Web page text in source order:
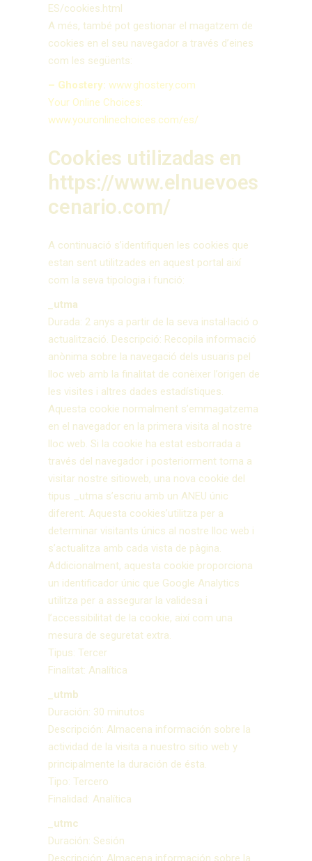
ES/cookies.html
A més, també pot gestionar el magatzem de
cookies en el seu navegador a través d’eines
com les següents:
– Ghostery: www.ghostery.com
Your Online Choices:
www.youronlinechoices.com/es/
Cookies utilizadas en
https://www.elnuevoes
cenario.com/
A continuació s’identifiquen les cookies que
estan sent utilitzades en aquest portal així
com la seva tipologia i funció:
_utma
Durada: 2 anys a partir de la seva instal·lació o
actualització. Descripció: Recopila informació
anònima sobre la navegació dels usuaris pel
lloc web amb la finalitat de conèixer l’origen de
les visites i altres dades estadístiques.
Aquesta cookie normalment s’emmagatzema
en el navegador en la primera visita al nostre
lloc web. Si la cookie ha estat esborrada a
través del navegador i posteriorment torna a
visitar nostre sitioweb, una nova cookie del
tipus _utma s’escriu amb un ANEU únic
diferent. Aquesta cookies’utilitza per a
determinar visitants únics al nostre lloc web i
s’actualitza amb cada vista de pàgina.
Addicionalment, aquesta cookie proporciona
un identificador únic que Google Analytics
utilitza per a assegurar la validesa i
l’accessibilitat de la cookie, així com una
mesura de seguretat extra.
Tipus: Tercer
Finalitat: Analítica
_utmb
Duración: 30 minutos
Descripción: Almacena información sobre la
actividad de la visita a nuestro sitio web y
principalmente la duración de ésta.
Tipo: Tercero
Finalidad: Analítica
_utmc
Duración: Sesión
Descripción: Almacena información sobre la